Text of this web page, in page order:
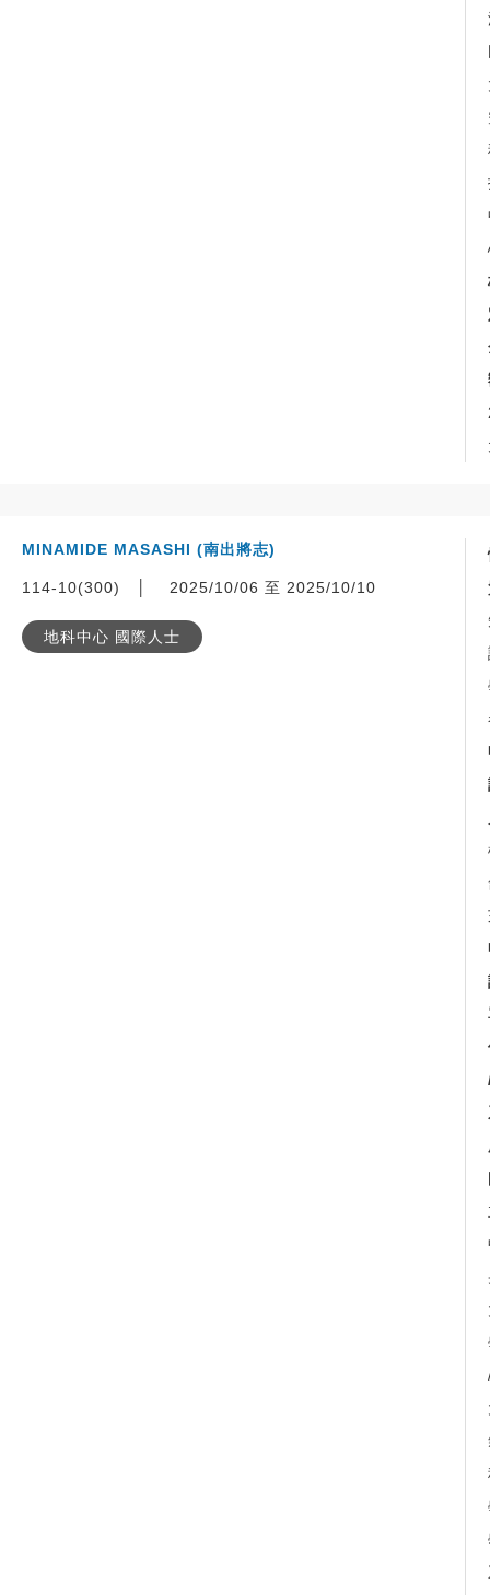
MINAMIDE MASASHI (南出將志)
114-10(300) 2025/10/06 至 2025/10/10
地科中心 國際人士